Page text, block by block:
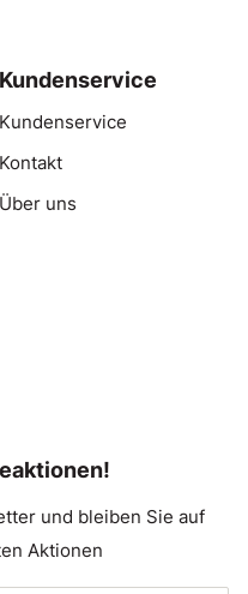
Kundenservice
Kundenservice
Kontakt
Über uns
und bleiben Sie auf
Aktionen